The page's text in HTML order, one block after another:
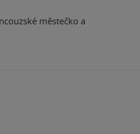
městečko a